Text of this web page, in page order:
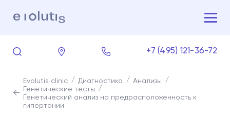
+7 (495) 121-36-72
Evolutis clinic Диагностика
Анализы
Генетические тесты
Генетический анализ на предрасположенность к
гипертонии